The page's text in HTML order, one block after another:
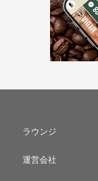
ラウンジ
運営会社